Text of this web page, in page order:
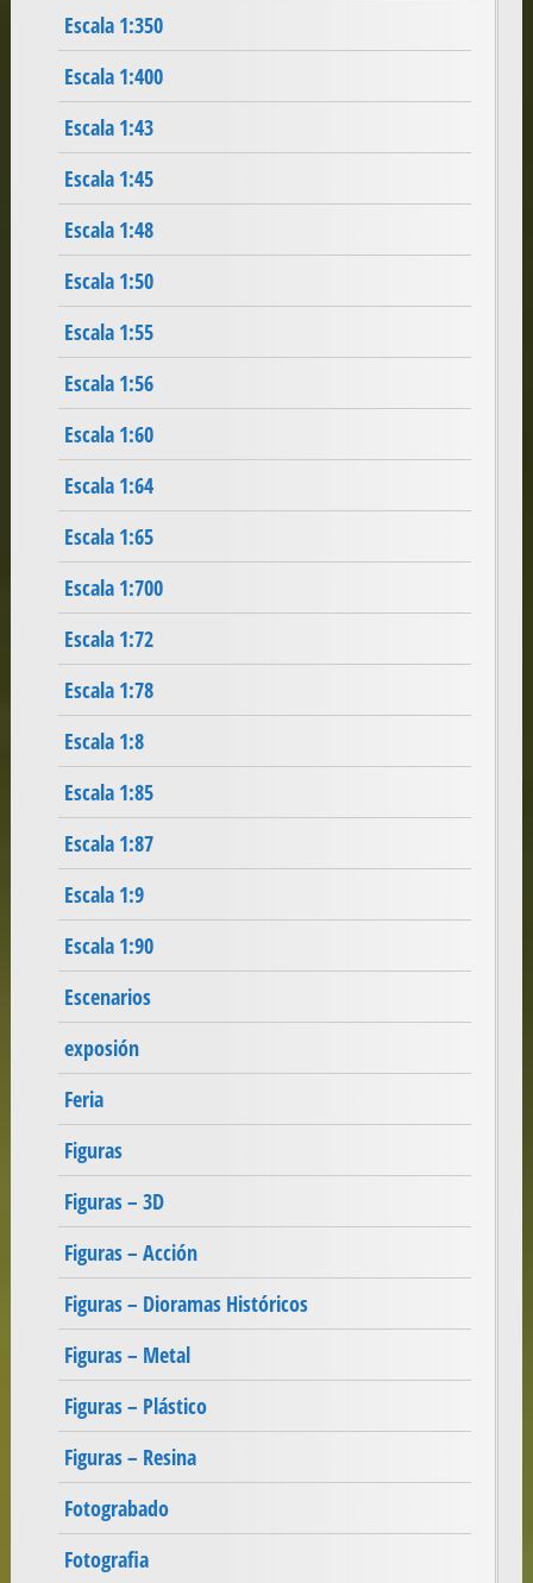
Escala 1:350
Escala 1:400
Escala 1:43
Escala 1:45
Escala 1:48
Escala 1:50
Escala 1:55
Escala 1:56
Escala 1:60
Escala 1:64
Escala 1:65
Escala 1:700
Escala 1:72
Escala 1:78
Escala 1:8
Escala 1:85
Escala 1:87
Escala 1:9
Escala 1:90
Escenarios
exposión
Feria
Figuras
Figuras – 3D
Figuras – Acción
Figuras – Dioramas Históricos
Figuras – Metal
Figuras – Plástico
Figuras – Resina
Fotograbado
Fotografia